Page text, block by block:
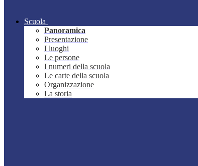
Scuola
Panoramica
Presentazione
I luoghi
Le persone
I numeri della scuola
Le carte della scuola
Organizzazione
La storia